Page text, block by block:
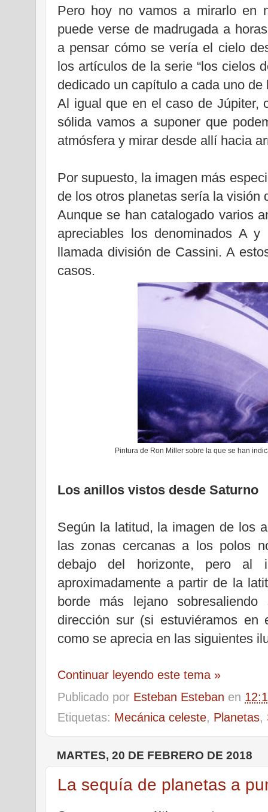
Pero hoy no vamos a mirarlo en
puede verse de madrugada a
a pensar cómo se vería el cielo
los artículos de la serie “los cielos
dedicado un capítulo a cada uno
Al igual que en el caso de Júpiter,
sólida vamos a suponer que
atmósfera y mirar desde allí hacia
Por supuesto, la imagen más
de los otros planetas sería la visión
Aunque se han catalogado varios
apreciables los denominados A
llamada división de Cassini. A
casos.
Pintura de Ron Miller sobre la que se han
Los anillos vistos desde Saturno
Según la latitud, la imagen de los
las zonas cercanas a los polos
debajo del horizonte, pero al
aproximadamente a partir de la
borde más lejano
dirección sur (si estuviéramos en
como se aprecia en las siguientes
Continuar leyendo este tema »
Publicado por Esteban Esteban en
Etiquetas: Mecánica celeste, Planetas,
MARTES, 20 DE FEBRERO DE 2018
La sequía de planetas a